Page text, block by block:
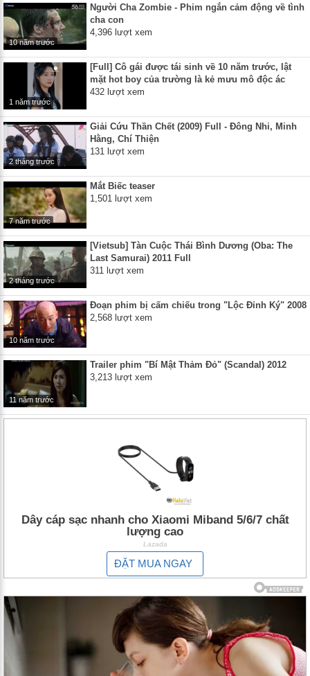
10 năm trước
Người Cha Zombie - Phim ngắn cảm động về tình
cha con
4,396 lượt xem
1 năm trước
[Full] Cô gái được tái sinh về 10 năm trước, lật
mặt hot boy của trường là kẻ mưu mô độc ác
432 lượt xem
2 tháng trước
Giải Cứu Thần Chết (2009) Full - Đông Nhi, Minh
Hằng, Chí Thiện
131 lượt xem
7 năm trước
Mắt Biếc teaser
1,501 lượt xem
2 tháng trước
[Vietsub] Tàn Cuộc Thái Bình Dương (Oba: The
Last Samurai) 2011 Full
311 lượt xem
10 năm trước
Đoạn phim bị cấm chiếu trong "Lộc Đỉnh Ký" 2008
2,568 lượt xem
11 năm trước
Trailer phim "Bí Mật Thảm Đỏ" (Scandal) 2012
3,213 lượt xem
Dây cáp sạc nhanh cho Xiaomi Miband 5/6/7 chất
lượng cao
Lazada
ĐẶT MUA NGAY